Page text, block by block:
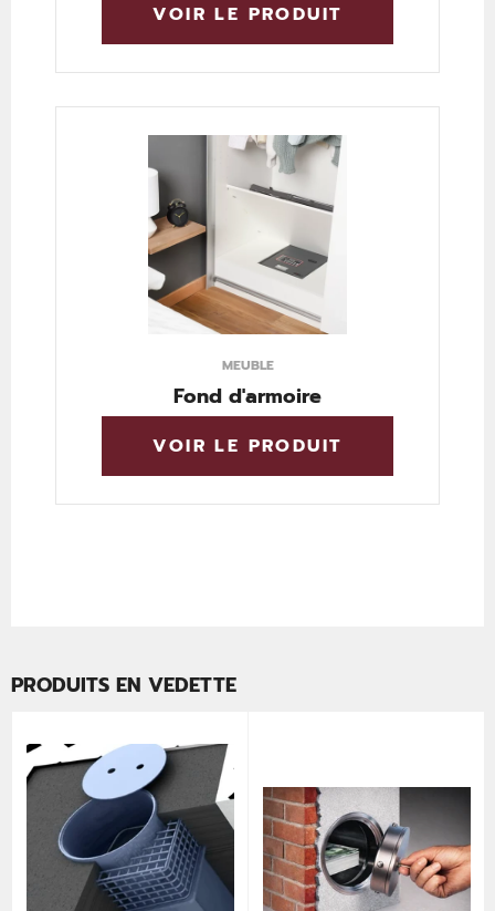
VOIR LE PRODUIT
MEUBLE
Fond d'armoire
VOIR LE PRODUIT
PRODUITS EN VEDETTE